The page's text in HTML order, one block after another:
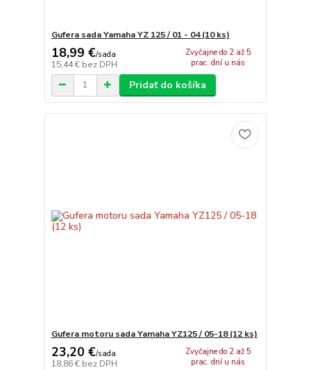
Gufera sada Yamaha YZ 125 / 01 - 04 (10 ks)
18,99 €/sada
15,44 € bez DPH
Zvyčajne do 2 až 5
prac. dní u nás
Pridať do košíka
Gufera motoru sada Yamaha YZ125 / 05-18 (12 ks)
23,20 €/sada
18,86 € bez DPH
Zvyčajne do 2 až 5
prac. dní u nás